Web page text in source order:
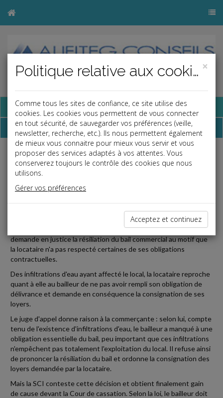
Base documentaire
Dépêches
j a
b
Vie des affaires
Date: 2023-10-23
NON-RESPECT DE SON OBLIGATION DE DÉLIVRANCE
PAR LE BAILLEUR COMMERCIAL
Une SCI loue un local commercial à une commerçante. Elle
demande en justice la résiliation du bail commercial au motif que
la locataire n'a pas respecté certaines de ses obligations
contractuelles.
Des infiltrations d'eau ayant affecté le local, la locataire reproche
quant à elle au bailleur de ne pas avoir rempli son obligation de
délivrance et demande en conséquence la consignation de ses
loyers.
Le juge d'appel donne raison à la commerçante : selon lui, compte
tenu de l'existence d'infiltrations d'eau, le bailleur a manqué à une
obligation essentielle du bail, peu important que ces infiltrations
n'empêchent pas totalement l'exploitation du local. Il refuse ainsi
de prononcer la résiliation du bail et ordonne la consignation des
loyers demandée par la locataire.
Mais la SCI conteste cette décision et obtient finalement gain
de cause devant la Cour de cassation. Selon la loi, le bailleur doit
×
Politique relative aux cookies
Comme tous les sites de confiance, ce site utilise des
cookies. Les cookies vous permettent de vous connecter
en tout sécurité, de sauvegarder vos préférences (veille,
newsletter, recherche, etc.). Ils nous permettent également
de mieux vous connaitre pour mieux vous servir et vous
proposer des services adaptés à vos attentes. Vous
conserverez toujours le contrôle des cookies que nous
utilisons.
Gérer vos préférences
Acceptez et continuez